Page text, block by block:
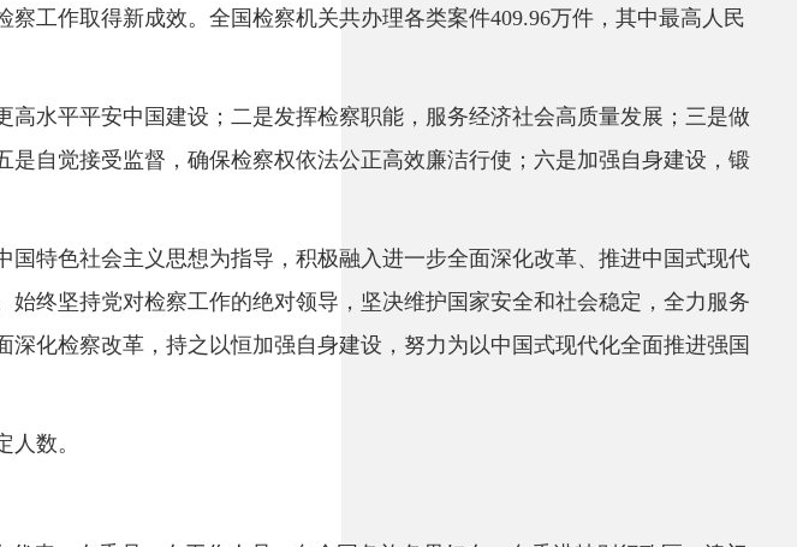
工作取得新成效。全国检察机关共办理各类案件409.96万件，其中最高人民
水平平安中国建设；二是发挥检察职能，服务经济社会高质量发展；三是做
自觉接受监督，确保检察权依法公正高效廉洁行使；六是加强自身建设，锻
特色社会主义思想为指导，积极融入进一步全面深化改革、推进中国式现代
终坚持党对检察工作的绝对领导，坚决维护国家安全和社会稳定，全力服务
化检察改革，持之以恒加强自身建设，努力为以中国式现代化全面推进强国
数。